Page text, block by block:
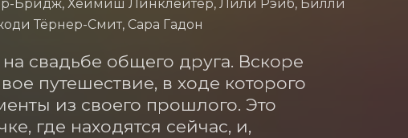
Бридж, Хеймиш Линклейтер, Лили Рэйб, Билли
Тёрнер-Смит, Сара Гадон
свадьбе общего друга. Вскоре
путешествие, в ходе которого
из своего прошлого. Это
где находятся сейчас, и,